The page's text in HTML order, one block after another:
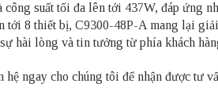
suất tối đa lên tới 437W, đáp ứng
8 thiết bị, C9300-48P-A mang lại
hài lòng và tin tưởng từ phía khách
ngay cho chúng tôi để nhận được tư